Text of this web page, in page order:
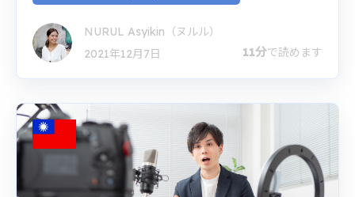
NURUL Asyikin（ヌルル）
2021年12月7日
11分で読めます